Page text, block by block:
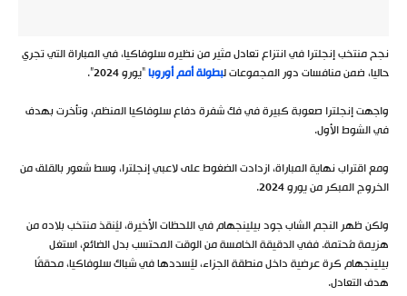
نجح منتخب إنجلترا في انتزاع تعادل مثير من نظيره سلوفاكيا، في المباراة التي تجري
حاليا، ضمن منافسات دور المجموعات لبطولة أمم أوروبا“يورو 2024”.
واجهت إنجلترا صعوبة كبيرة في فك شفرة دفاع سلوفاكيا المنظم، وتأخرت بهدف
في الشوط الأول.
ومع اقتراب نهاية المباراة، ازدادت الضغوط على لاعبي إنجلترا، وسط شعور بالقلق من
الخروج المبكر من يورو 2024.
ولكن ظهر النجم الشاب جود بيلينجهام في اللحظات الأخيرة، ليُنقذ منتخب بلاده من
هزيمة مُحتمة. ففي الدقيقة الخامسة من الوقت المحتسب بدل الضائع، استغل
بيلينجهام كرة عرضية داخل منطقة الجزاء، ليُسددها في شباك سلوفاكيا، محققًا
هدف التعادل.